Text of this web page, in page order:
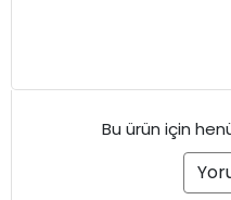
Bu ürün için